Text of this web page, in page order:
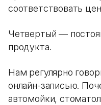
соответствовать
Четвертый —
продукта.
Нам регулярно
онлайн-записью.
автомойки,